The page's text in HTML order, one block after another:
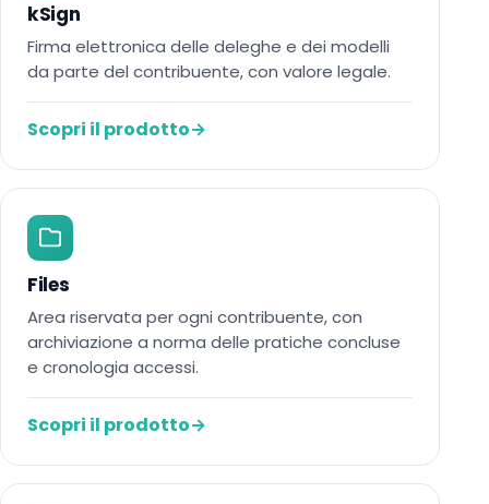
kSign
Firma elettronica delle deleghe e dei modelli
da parte del contribuente, con valore legale.
Scopri il prodotto→
Files
Area riservata per ogni contribuente, con
archiviazione a norma delle pratiche concluse
e cronologia accessi.
Scopri il prodotto→